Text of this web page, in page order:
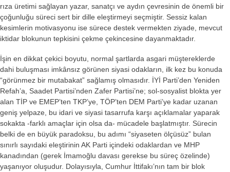
rıza üretimi sağlayan yazar, sanatçı ve aydın çevresinin de önemli bir
çoğunluğu süreci sert bir dille eleştirmeyi seçmiştir. Sessiz kalan
kesimlerin motivasyonu ise sürece destek vermekten ziyade, mevcut
iktidar blokunun tepkisini çekme çekincesine dayanmaktadır.
İşin en dikkat çekici boyutu, normal şartlarda asgari müştereklerde
dahi buluşması imkânsız görünen siyasi odakların, ilk kez bu konuda
“görünmez bir mutabakat” sağlamış olmasıdır. İYİ Parti’den Yeniden
Refah’a, Saadet Partisi’nden Zafer Partisi’ne; sol-sosyalist blokta yer
alan TİP ve EMEP’ten TKP’ye, TÖP’ten DEM Parti’ye kadar uzanan
geniş yelpaze, bu idari ve siyasi tasarrufa karşı açıklamalar yaparak
sokakta -farklı amaçlar için olsa da- mücadele başlatmıştır. Sürecin
belki de en büyük paradoksu, bu adımı “siyaseten ölçüsüz” bulan
sınırlı sayıdaki eleştirinin AK Parti içindeki odaklardan ve MHP
kanadından (gerek İmamoğlu davası gerekse bu süreç özelinde)
yaşanıyor oluşudur. Dolayısıyla, Cumhur İttifakı’nın tam bir blok